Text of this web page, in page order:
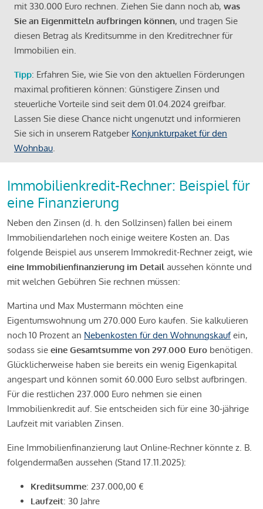
mit 330.000 Euro rechnen. Ziehen Sie dann noch ab, was
Sie an Eigenmitteln aufbringen können, und tragen Sie
diesen Betrag als Kreditsumme in den Kreditrechner für
Immobilien ein.
Tipp: Erfahren Sie, wie Sie von den aktuellen Förderungen
maximal profitieren können: Günstigere Zinsen und
steuerliche Vorteile sind seit dem 01.04.2024 greifbar.
Lassen Sie diese Chance nicht ungenutzt und informieren
Sie sich in unserem Ratgeber Konjunkturpaket für den
Wohnbau.
Immobilienkredit-Rechner: Beispiel für
eine Finanzierung
Neben den Zinsen (d. h. den Sollzinsen) fallen bei einem
Immobiliendarlehen noch einige weitere Kosten an. Das
folgende Beispiel aus unserem Immokredit-Rechner zeigt, wie
eine Immobilienfinanzierung im Detail aussehen könnte und
mit welchen Gebühren Sie rechnen müssen:
Martina und Max Mustermann möchten eine
Eigentumswohnung um 270.000 Euro kaufen. Sie kalkulieren
noch 10 Prozent an Nebenkosten für den Wohnungskaufein,
sodass sie eine Gesamtsumme von 297.000 Euro benötigen.
Glücklicherweise haben sie bereits ein wenig Eigenkapital
angespart und können somit 60.000 Euro selbst aufbringen.
Für die restlichen 237.000 Euro nehmen sie einen
Immobilienkredit auf. Sie entscheiden sich für eine 30-jährige
Laufzeit mit variablen Zinsen.
Eine Immobilienfinanzierung laut Online-Rechner könnte z. B.
folgendermaßen aussehen (Stand 17.11.2025):
Kreditsumme: 237.000,00 €
Laufzeit: 30 Jahre